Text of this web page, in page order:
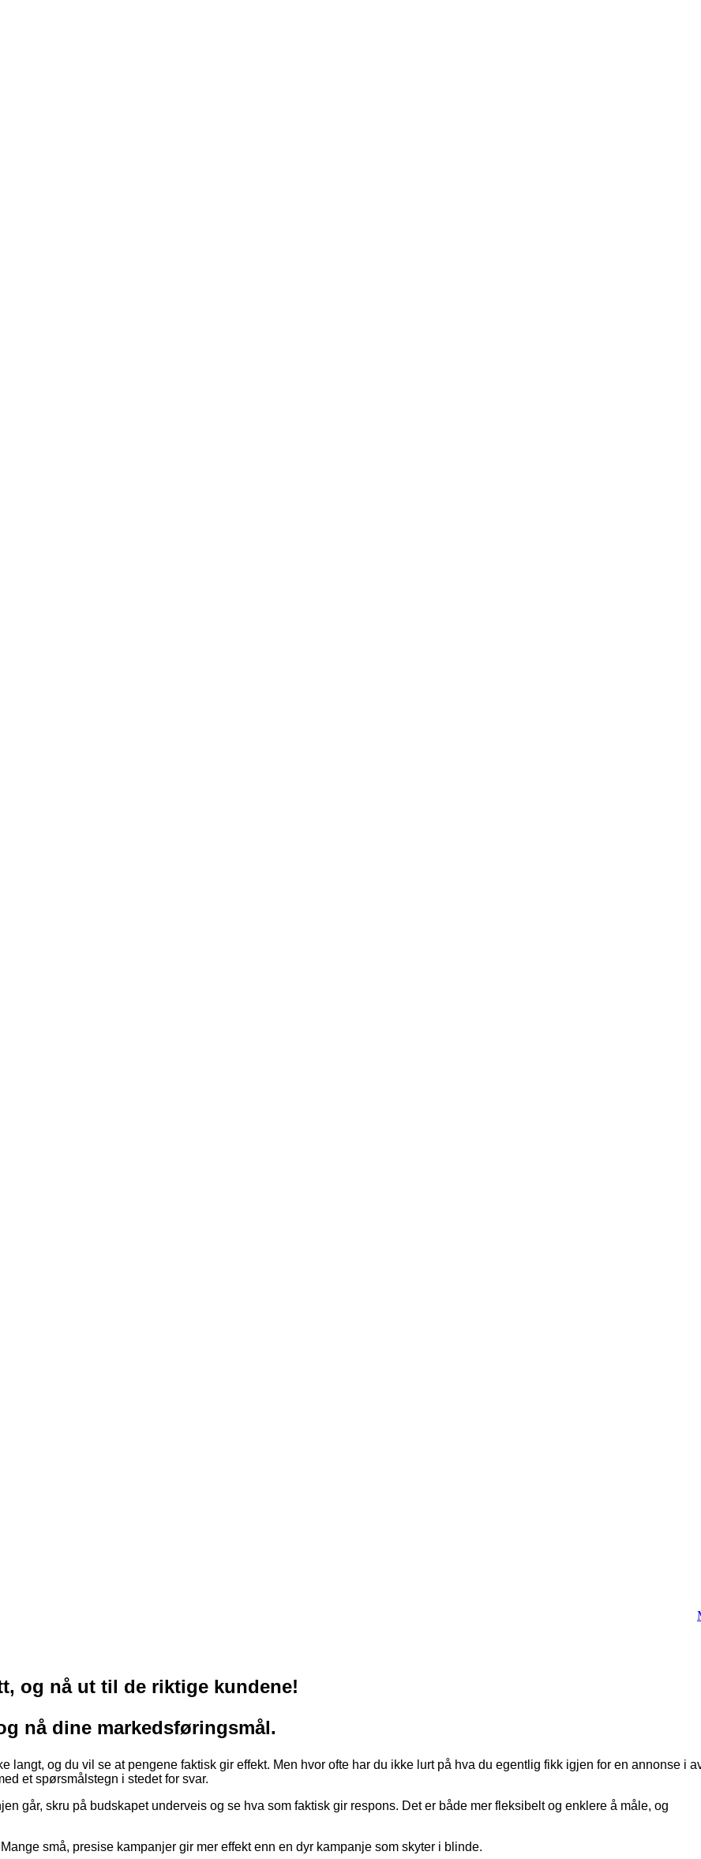
og nå ut til de riktige kundene!
nå dine markedsføringsmål.
og du vil se at pengene faktisk gir effekt. Men hvor ofte har du ikke lurt på hva du egentlig fikk igjen for en annonse i
et spørsmålstegn i stedet for svar.
går, skru på budskapet underveis og se hva som faktisk gir respons. Det er både mer fleksibelt og enklere å måle, og
små, presise kampanjer gir mer effekt enn en dyr kampanje som skyter i blinde.